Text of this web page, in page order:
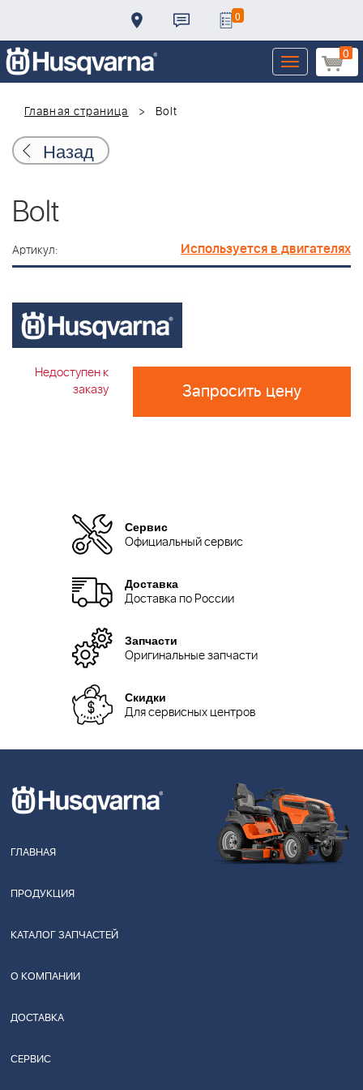
0
0
Toggle
navigation
Главная страница
Bolt
Назад
Bolt
Артикул: Используется в двигателях
Недоступен к
заказу
Запросить цену
Сервис
Официальный сервис
Доставка
Доставка по России
Запчасти
Оригинальные запчасти
Скидки
Для сервисных центров
ГЛАВНАЯ
ПРОДУКЦИЯ
КАТАЛОГ ЗАПЧАСТЕЙ
О КОМПАНИИ
ДОСТАВКА
СЕРВИС